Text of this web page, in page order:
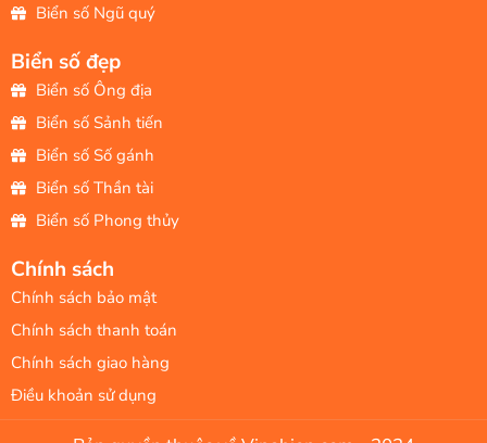
Biển số Ngũ quý
Biển số đẹp
Biển số Ông địa
Biển số Sảnh tiến
Biển số Số gánh
Biển số Thần tài
Biển số Phong thủy
Chính sách
Chính sách bảo mật
Chính sách thanh toán
Chính sách giao hàng
Điều khoản sử dụng